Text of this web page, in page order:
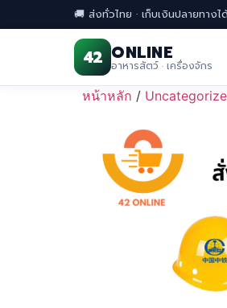
🚚 ส่งทั่วไทย · เก็บเงินปลายทาง
42 ONLINE
อาหารสัตว์ · เครื่องจักร
หน้าหลัก /